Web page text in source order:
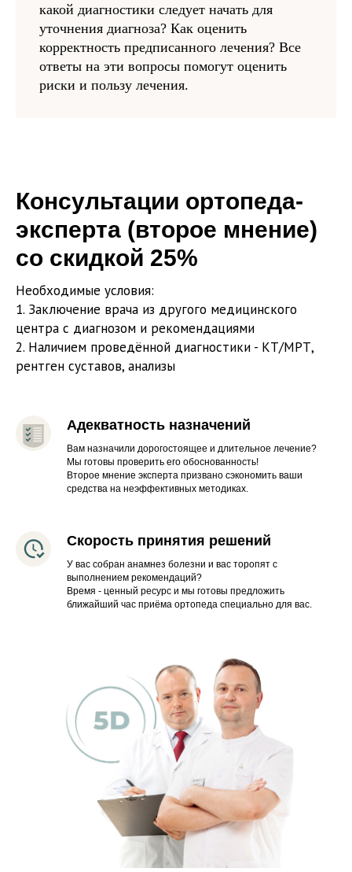
какой диагностики следует начать для
уточнения диагноза? Как оценить
корректность предписанного лечения? Все
ответы на эти вопросы помогут оценить
риски и пользу лечения.
Консультации ортопеда-
эксперта (второе мнение)
со скидкой 25%
Необходимые условия:
1. Заключение врача из другого медицинского
центра с диагнозом и рекомендациями
2. Наличием проведённой диагностики - КТ/МРТ,
рентген суставов, анализы
Адекватность назначений
Вам назначили дорогостоящее и длительное лечение?
Мы готовы проверить его обоснованность!
Второе мнение эксперта призвано сэкономить ваши
средства на неэффективных методиках.
Скорость принятия решений
У вас собран анамнез болезни и вас торопят с
выполнением рекомендаций?
Время - ценный ресурс и мы готовы предложить
ближайший час приёма ортопеда специально для вас.